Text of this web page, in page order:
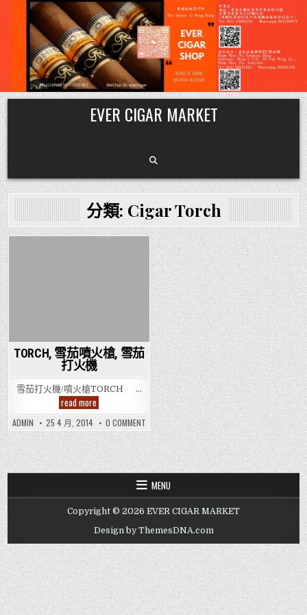
Skip
to
content
EVER CIGAR MARKET
分類: Cigar Torch
TORCH, 雪茄噴火槍, 雪茄
打火機
雪茄打火機/噴火槍TORCH …
read more
雪
茄
噴
火
槍,
雪
茄
打
ADMIN 25 4 月, 2014 0 COMMENTON
TORCH,
雪
茄
噴
火
槍,
雪
茄
打
機
MENU
Copyright © 2026 EVER CIGAR MARKET
Design by ThemesDNA.com